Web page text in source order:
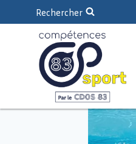
Rechercher